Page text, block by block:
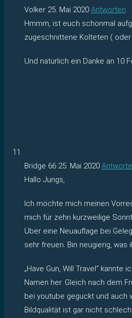
Volker 25. Mai 2020 Antworten
Hmmm, ist euch schonmal
zugeschnittene Kolteten (
Und natürlich ein Danke an 10
Bridge 66 25. Mai 2020
Hallo Jungs,
Ich möchte mich meinen
mich für zehn kurzweilige
Über eine Neuauflage bei
sehr freuen. Bin neugierig, was
„Have Gun, Will Travel“ kannte
Namen her. Gleich nach dem
bei youtube geguckt und auch
Bildqualität ist gar nicht